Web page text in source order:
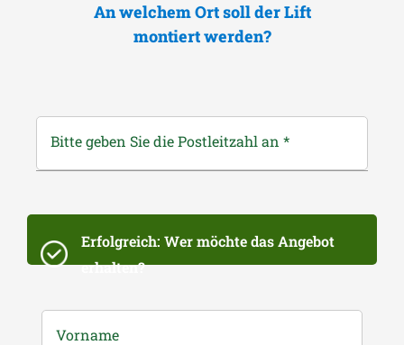
An welchem Ort soll der Lift
montiert werden?
Bitte geben Sie die Postleitzahl an *
Erfolgreich: Wer möchte das Angebot
erhalten?
Vorname